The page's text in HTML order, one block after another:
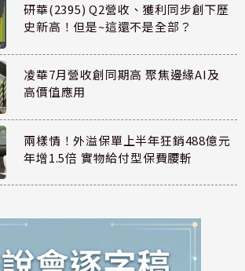
研華(2395) Q2營收、獲利同步創下歷
史新高！但是~這還不是全部？
凌華7月營收創同期高 聚焦邊緣AI及
高價值應用
兩樣情！外溢保單上半年狂銷488億元
年增1.5倍 實物給付型保費腰斬